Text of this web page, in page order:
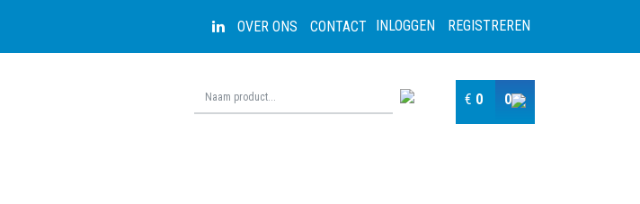
INLOGGEN REGISTREREN
OVER ONS CONTACT
€ 0 0